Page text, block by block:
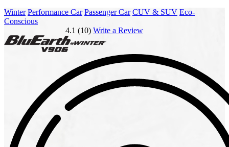
Winter Performance Car Passenger Car CUV & SUV Eco-
Conscious
4.1 (10) Write a Review